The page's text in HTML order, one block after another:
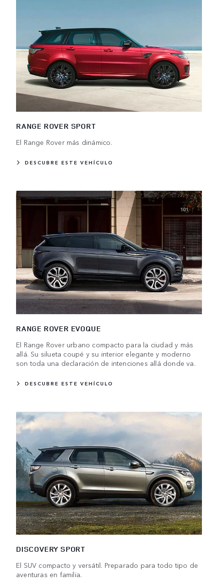
RANGE ROVER SPORT
El Range Rover más dinámico.
DESCUBRE ESTE VEHÍCULO
RANGE ROVER EVOQUE
El Range Rover urbano compacto para la ciudad y más
allá. Su silueta coupé y su interior elegante y moderno
son toda una declaración de intenciones allá donde va.
DESCUBRE ESTE VEHÍCULO
DISCOVERY SPORT
El SUV compacto y versátil. Preparado para todo tipo de
aventuras en familia.